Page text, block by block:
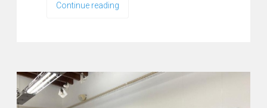
Continue reading